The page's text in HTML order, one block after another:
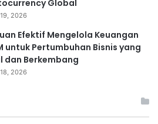
Global
2026
Efektif Mengelola Keuangan
untuk Pertumbuhan Bisnis yang
dan Berkembang
2026